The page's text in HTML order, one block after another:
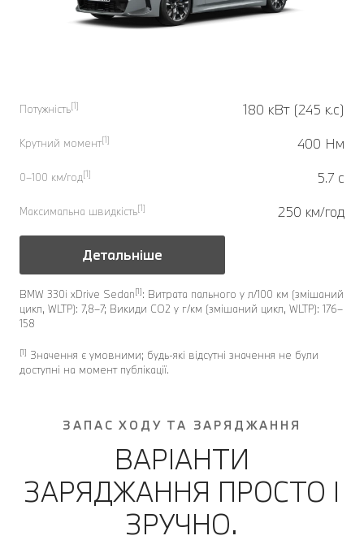
Потужність[1] 180 кВт (245 к.с)
Крутний момент[1] 400 Нм
0–100 км/год[1] 5.7 с
Максимальна швидкість[1] 250 км/год
Детальніше
BMW 330i xDrive Sedan[1]: Витрата пального у л/100 км (змішаний
цикл, WLTP): 7,8–7; Викиди CO2 у г/км (змішаний цикл, WLTP): 176–
158
[1] Значення є умовними; будь-які відсутні значення не були
доступні на момент публікації.
ЗАПАС ХОДУ ТА ЗАРЯДЖАННЯ
ВАРІАНТИ
ЗАРЯДЖАННЯ ПРОСТО І
ЗРУЧНО.